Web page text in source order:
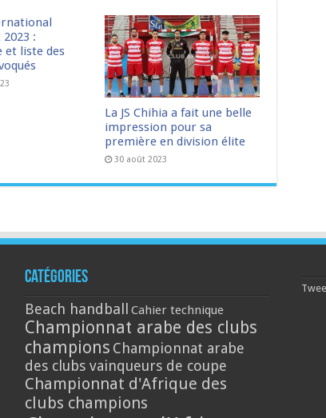
:
et liste des
La JS Chihia a fait une belle
impression pour sa
première en division élite
30 août 2023
Catégories
Beach handball Cahier technique
Championnat arabe des clubs
champions Championnat arabe
des clubs vainqueurs de coupe
Championnat d'Afrique des
clubs champions